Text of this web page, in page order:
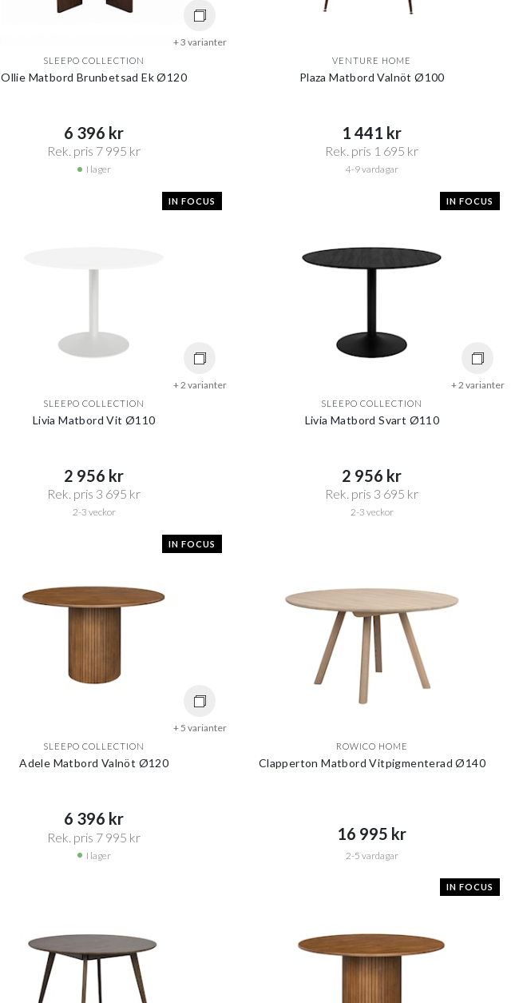
+ 3 varianter
SLEEPO COLLECTION
Ollie Matbord Brunbetsad Ek Ø120
6 396 kr​​
Rek. pris 7 995 kr​​
I lager
VENTURE HOME
Plaza Matbord Valnöt Ø100
1 441 kr​​
Rek. pris 1 695 kr​​
4-9 vardagar
IN FOCUS
+ 2 varianter
SLEEPO COLLECTION
Livia Matbord Vit Ø110
2 956 kr​​
Rek. pris 3 695 kr​​
2-3 veckor
IN FOCUS
+ 2 varianter
SLEEPO COLLECTION
Livia Matbord Svart Ø110
2 956 kr​​
Rek. pris 3 695 kr​​
2-3 veckor
IN FOCUS
+ 5 varianter
SLEEPO COLLECTION
Adele Matbord Valnöt Ø120
6 396 kr​​
Rek. pris 7 995 kr​​
I lager
ROWICO HOME
Clapperton Matbord Vitpigmenterad Ø140
16 995 kr​​
2-5 vardagar
IN FOCUS